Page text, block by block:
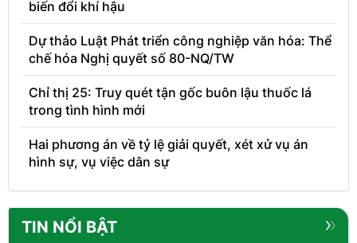
biến đổi khí hậu
Dự thảo Luật Phát triển công nghiệp văn hóa: Thể
chế hóa Nghị quyết số 80-NQ/TW
Chỉ thị 25: Truy quét tận gốc buôn lậu thuốc lá
trong tình hình mới
Hai phương án về tỷ lệ giải quyết, xét xử vụ án
hình sự, vụ việc dân sự
TIN NỔI BẬT